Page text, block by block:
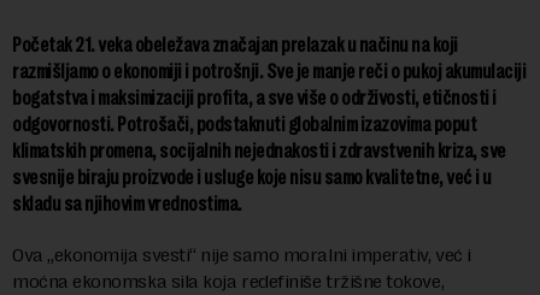
Početak 21. veka obeležava značajan prelazak u načinu na koji
razmišljamo o ekonomiji i potrošnji. Sve je manje reči o pukoj akumulaciji
bogatstva i maksimizaciji profita, a sve više o održivosti, etičnosti i
odgovornosti. Potrošači, podstaknuti globalnim izazovima poput
klimatskih promena, socijalnih nejednakosti i zdravstvenih kriza, sve
svesnije biraju proizvode i usluge koje nisu samo kvalitetne, već i u
skladu sa njihovim vrednostima.
Ova „ekonomija svesti“ nije samo moralni imperativ, već i
moćna ekonomska sila koja redefiniše tržišne tokove,